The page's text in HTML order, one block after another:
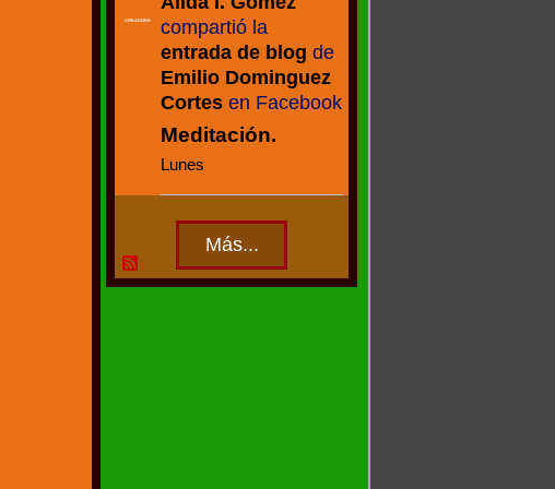
CREADORA
compartió la
entrada de blog de
Emilio Dominguez
Cortes en Facebook
Meditación.
Lunes
Más...